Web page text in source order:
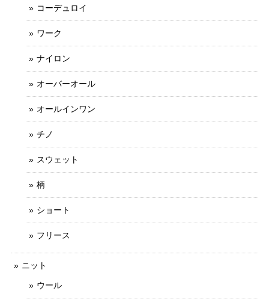
コーデュロイ
ワーク
ナイロン
オーバーオール
オールインワン
チノ
スウェット
柄
ショート
フリース
ニット
ウール